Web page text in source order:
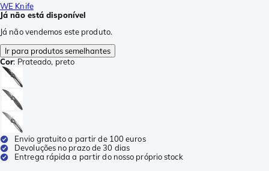
WE Knife
Já não está disponível
Já não vendemos este produto.
Ir para produtos semelhantes
Cor: Prateado, preto
Envio gratuito a partir de 100 euros
Devoluções no prazo de 30 dias
Entrega rápida a partir do nosso próprio stock